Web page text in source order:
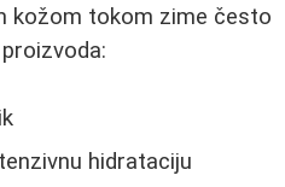
kožom tokom zime često
hidrataciju